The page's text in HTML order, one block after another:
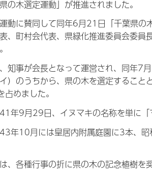
の木選定運動」が推進されました。
動に賛同して同年6月21日「千葉県の
、町村会代表、県緑化推進委員会委
知事が会長となって運営され、同年7
）のうちから、県の木を選定するこ
めました。
年9月29日、イヌマキの名称を単に「
年10月には皇居内附属庭園に3本、
、各種行事の折に県の木の記念植樹を